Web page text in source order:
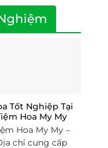
Tốt Nghiệp Tại
Hoa My My
Hoa My My –
chỉ cung cấp